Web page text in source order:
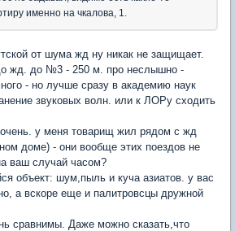
именно на чкалова, 1.
от шума жд ну никак не защищает.
жд. до №3 - 250 м. про неслышно -
- но лучше сразу в академию наук
звуковых волн. или к ЛОРу сходить
у меня товарищ жил рядом с жд
доме) - они вообще этих поездов не
ваш случай часом?
объект: шум,пыль и куча азиатов. у вас
а вскоре еще и палитровсцы дружной
сравнимы. Даже можно сказать,что